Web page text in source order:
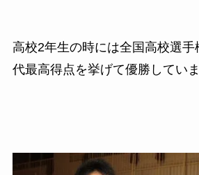
高校2年生の時には全国高校選
代最高得点を挙げて優勝していま